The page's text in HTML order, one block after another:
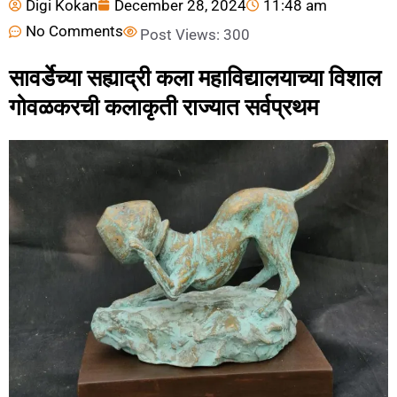
Digi Kokan December 28, 2024
11:48 am
No Comments
Post Views: 300
सावर्डेच्या सह्याद्री कला महाविद्यालयाच्या विशाल
गोवळकरची कलाकृती राज्यात सर्वप्रथम